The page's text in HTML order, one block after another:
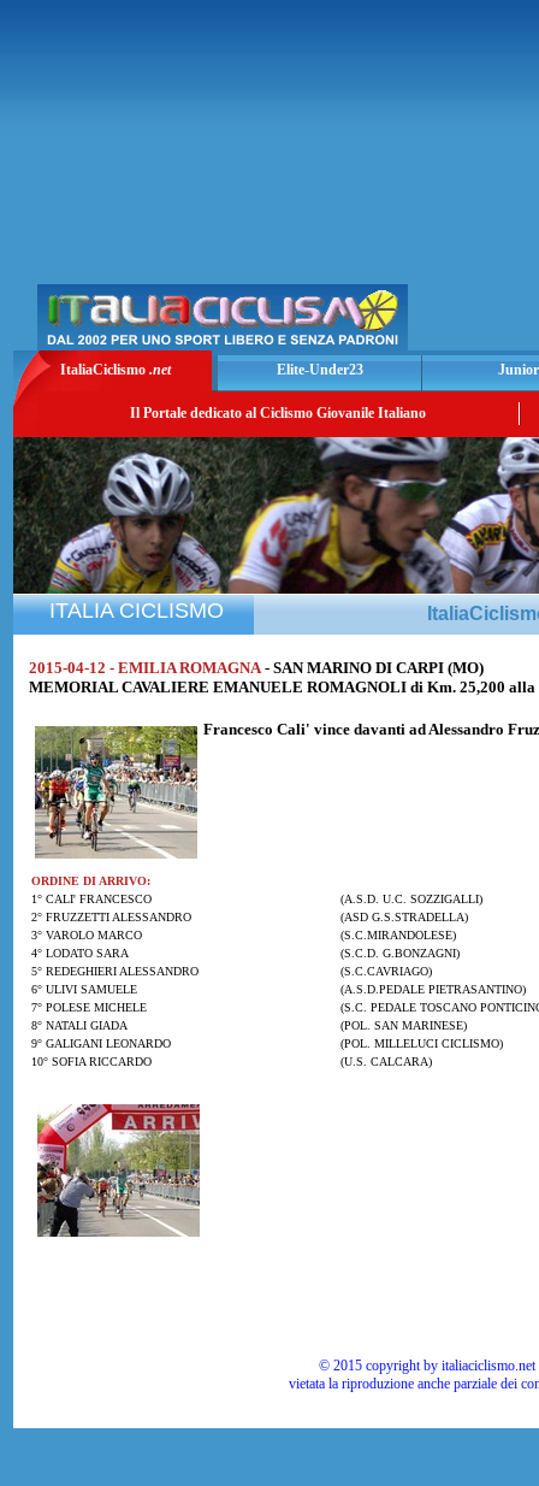
ItaliaCiclismo .net Elite-Under23
Il Portale dedicato al Ciclismo Giovanile Italiano
ITALIA CICLISMO
2015-04-12 - EMILIA ROMAGNA - SAN MARINO DI CARPI (MO)
MEMORIAL CAVALIERE EMANUELE ROMAGNOLI di Km. 25,200 alla
Francesco Cali' vince davanti adAlessandro
ORDINE DI ARRIVO:
1° CALI' FRANCESCO
(A.S.D. U.C. SOZZIGALLI)
2° FRUZZETTI ALESSANDRO
(ASD G.S.STRADELLA)
3° VAROLO MARCO
(S.C.MIRANDOLESE)
4° LODATO SARA
(S.C.D. G.BONZAGNI)
5° REDEGHIERI ALESSANDRO
(S.C.CAVRIAGO)
6° ULIVI SAMUELE
(A.S.D.PEDALE PIETRASANTINO)
7° POLESE MICHELE
(S.C. PEDALE TOSCANO
8° NATALI GIADA
(POL. SAN MARINESE)
9° GALIGANI LEONARDO
(POL. MILLELUCI CICLISMO)
10° SOFIA RICCARDO
(U.S. CALCARA)
© 2015 copyright by
vietata la riproduzione anche parziale dei